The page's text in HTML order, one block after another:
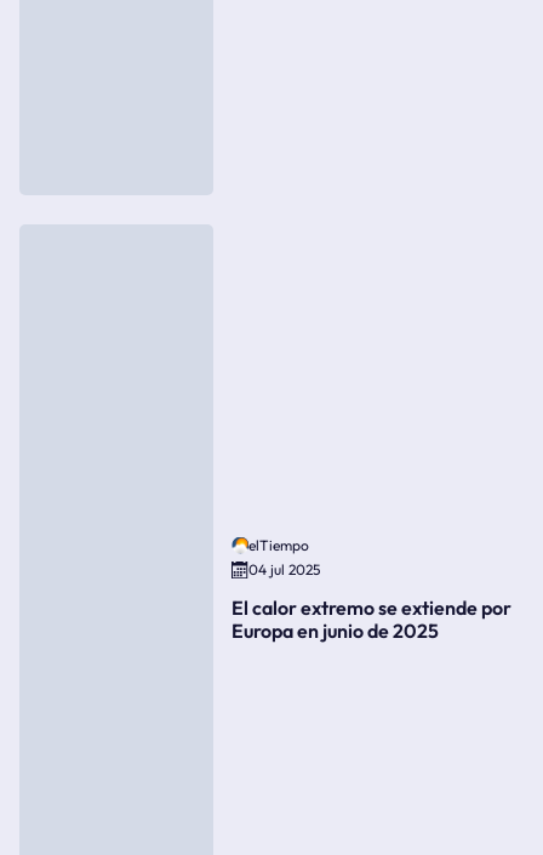
elTiempo
04 jul 2025
El calor extremo se extiende por
Europa en junio de 2025